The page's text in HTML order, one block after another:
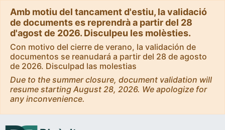
Amb motiu del tancament d'estiu, la validació
de documents es reprendrà a partir del 28
d'agost de 2026. Disculpeu les molèsties.
Con motivo del cierre de verano, la validación de
documentos se reanudará a partir del 28 de agosto
de 2026. Disculpad las molestias
Due to the summer closure, document validation will
resume starting August 28, 2026. We apologize for
any inconvenience.